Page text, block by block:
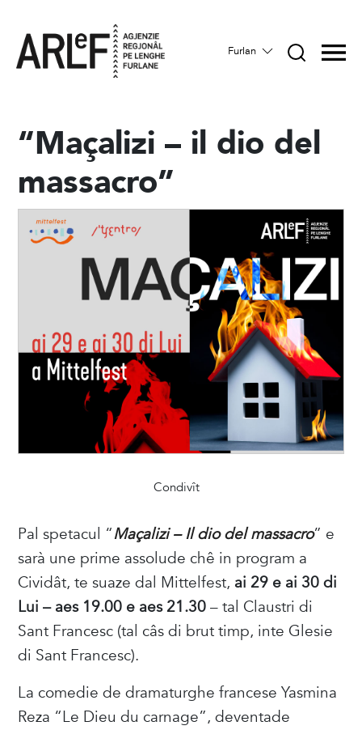
Furlan
“Maçalizi – il dio del
massacro”
Condivît
Pal spetacul “Maçalizi – Il dio del massacro” e
sarà une prime assolude chê in program a
Cividât, te suaze dal Mittelfest, ai 29 e ai 30 di
Lui – aes 19.00 e aes 21.30– tal Claustri di
Sant Francesc (tal câs di brut timp, inte Glesie
di Sant Francesc).
La comedie de dramaturghe francese Yasmina
Reza “Le Dieu du carnage”, deventade